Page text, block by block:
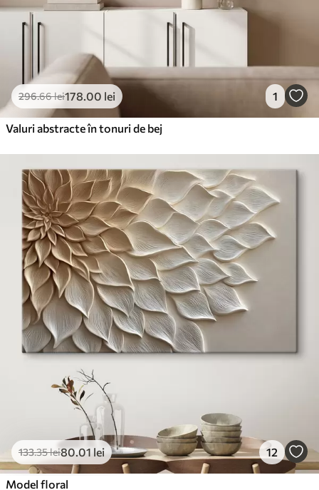
296.66lei178.00 lei 1
Valuri abstracte în tonuri de bej
133.35lei80.01 lei 12
Model floral